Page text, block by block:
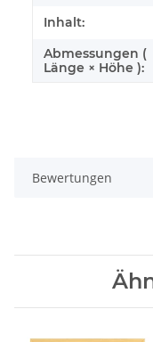
Inhalt:
Abmessungen (
Länge × Höhe ):
Bewertungen